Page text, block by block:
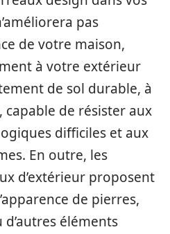
pas
de votre maison,
à votre extérieur
de sol durable, à
de résister aux
difficiles et aux
En outre, les
d’extérieur proposent
de pierres,
éléments